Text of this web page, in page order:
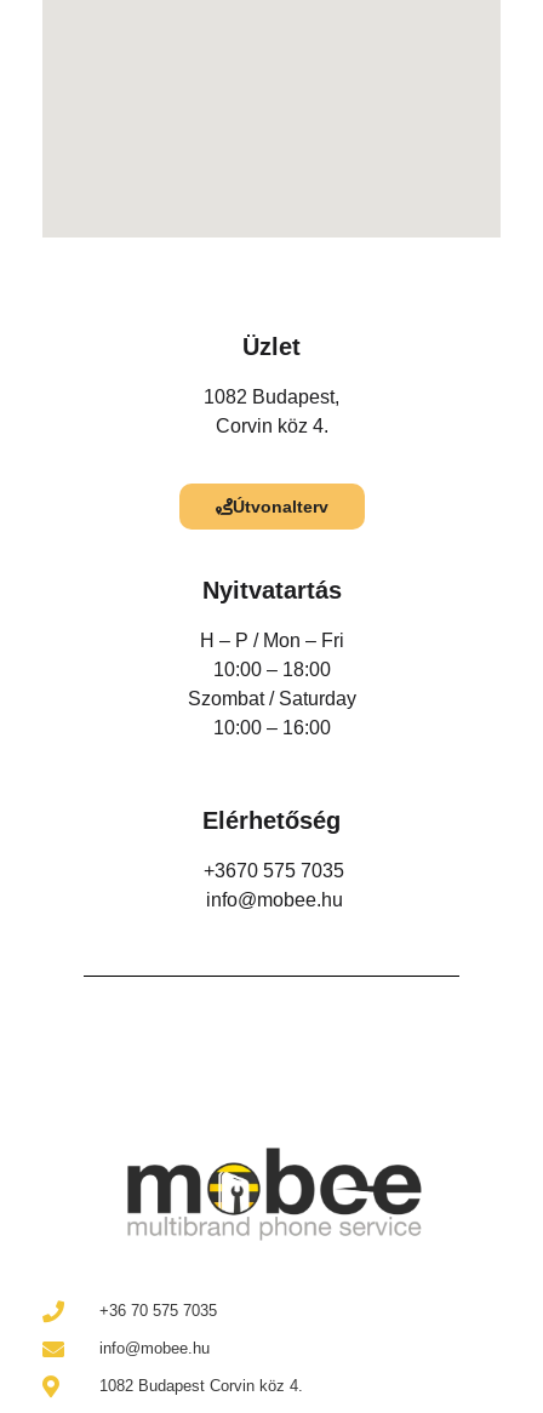
Üzlet
1082 Budapest,
Corvin köz 4.
Útvonalterv
Nyitvatartás
H – P / Mon – Fri
10:00 – 18:00
Szombat / Saturday
10:00 – 16:00
Elérhetőség
+3670 575 7035
info@mobee.hu
+36 70 575 7035
info@mobee.hu
1082 Budapest Corvin köz 4.